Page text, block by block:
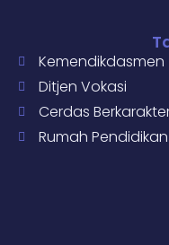
Kemendikdasmen
Ditjen Vokasi
Cerdas
Rumah Pendidikan